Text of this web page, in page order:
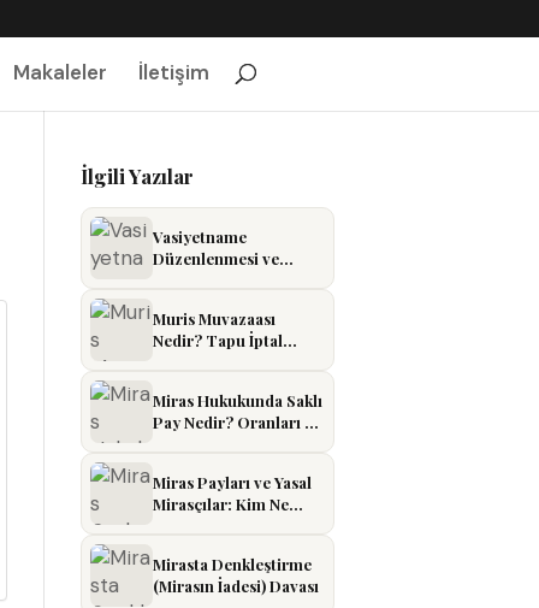
Makaleler İletişim
İlgili Yazılar
Vasiyetname
Düzenlenmesi ve
Muris Muvazaası
Nedir? Tapu İptal
Miras Hukukunda Saklı
Pay Nedir? Oranları ve
Miras Payları ve Yasal
Mirasçılar: Kim Ne
Mirasta Denkleştirme
(Mirasın İadesi) Davası